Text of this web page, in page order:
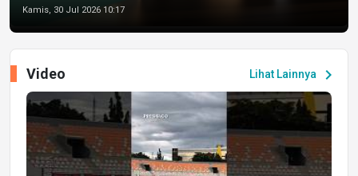
Kamis, 30 Jul 2026 10:17
Lihat Lainnya chevron_right
Video